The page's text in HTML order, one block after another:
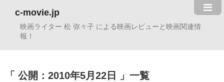
c-movie.jp
映画ライター 松 弥々子 による映画レビューと映画関連情
報！
公開：2010年5月22日 一覧